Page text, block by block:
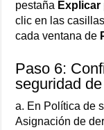
pestaña Explicar
clic en las
cada ventana de
Paso 6:
seguridad
a. En Política de
Asignación de